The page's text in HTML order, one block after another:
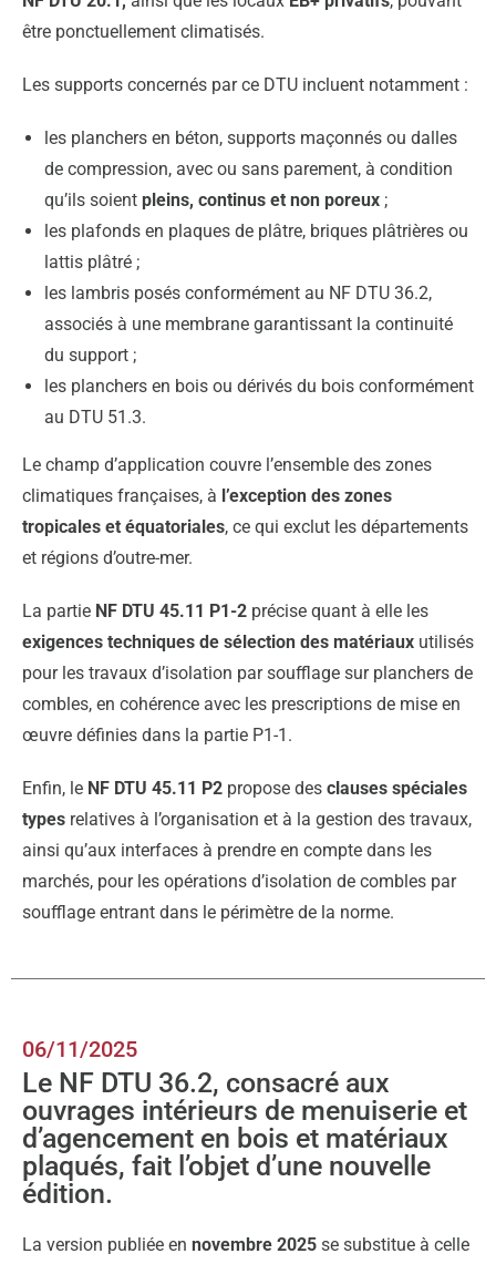
être ponctuellement climatisés.
Les supports concernés par ce DTU incluent notamment :
les planchers en béton, supports maçonnés ou dalles
de compression, avec ou sans parement, à condition
qu’ils soient pleins, continus et non poreux ;
les plafonds en plaques de plâtre, briques plâtrières ou
lattis plâtré ;
les lambris posés conformément au NF DTU 36.2,
associés à une membrane garantissant la continuité
du support ;
les planchers en bois ou dérivés du bois conformément
au DTU 51.3.
Le champ d’application couvre l’ensemble des zones
climatiques françaises, à l’exception des zones
tropicales et équatoriales, ce qui exclut les départements
et régions d’outre-mer.
La partie NF DTU 45.11 P1-2 précise quant à elle les
exigences techniques de sélection des matériaux utilisés
pour les travaux d’isolation par soufflage sur planchers de
combles, en cohérence avec les prescriptions de mise en
œuvre définies dans la partie P1-1.
Enfin, le NF DTU 45.11 P2 propose des clauses spéciales
types relatives à l’organisation et à la gestion des travaux,
ainsi qu’aux interfaces à prendre en compte dans les
marchés, pour les opérations d’isolation de combles par
soufflage entrant dans le périmètre de la norme.
06/11/2025
Le NF DTU 36.2, consacré aux
ouvrages intérieurs de menuiserie et
d’agencement en bois et matériaux
plaqués, fait l’objet d’une nouvelle
édition.
La version publiée en novembre 2025 se substitue à celle